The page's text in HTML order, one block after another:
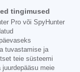
tingimused
Pro või SpyHunter
tuvastamise ja
teie süsteemi
meie